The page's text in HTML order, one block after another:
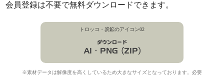
会員登録は不要で無料ダウンロードできます。
トロッコ・炭鉱のアイコン02
※素材データは解像度を高くしているため大きなサイズとなっております。必要